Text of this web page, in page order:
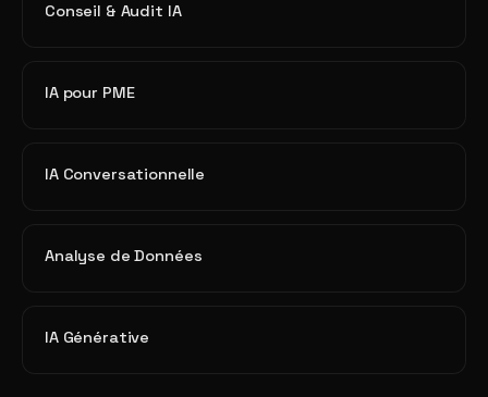
Conseil & Audit IA
IA pour PME
IA Conversationnelle
Analyse de Données
IA Générative